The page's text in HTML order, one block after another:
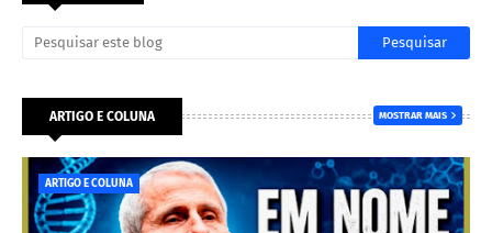
ARTIGO E COLUNA MOSTRAR MAIS
ARTIGO E COLUNA